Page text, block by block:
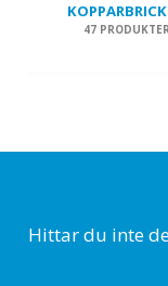
47
Hittar du inte